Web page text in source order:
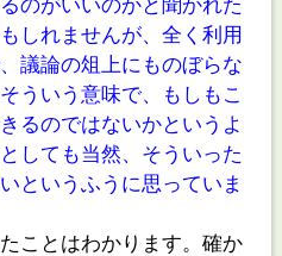
のがいいのかと聞かれた
しれませんが、全く利用
議論の俎上にものぼらな
ういう意味で、もしもこ
るのではないかというよ
しても当然、そういった
というふうに思っていま
ことはわかります。確か